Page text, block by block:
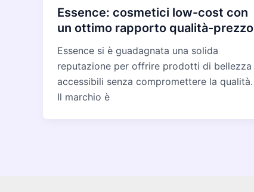
Essence: cosmetici low-cost con
un ottimo rapporto qualità-prezzo
Essence si è guadagnata una solida
reputazione per offrire prodotti di bellezza
accessibili senza compromettere la qualità.
Il marchio è